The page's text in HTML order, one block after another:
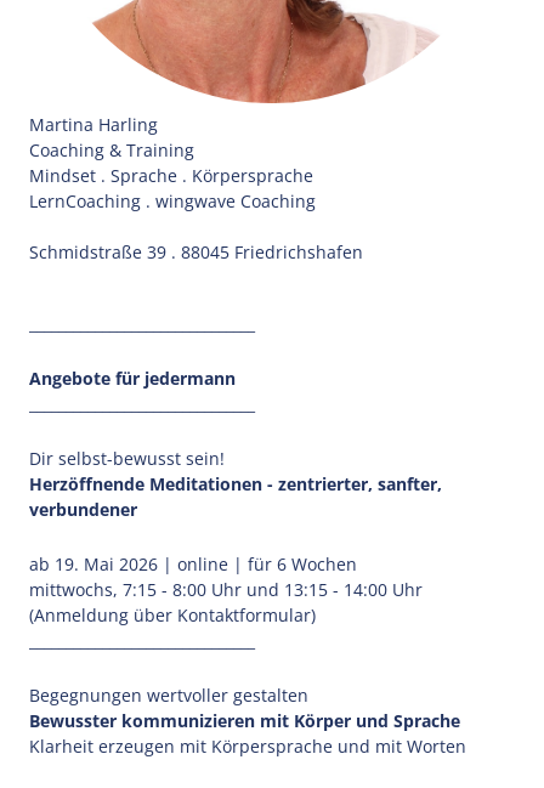
Martina Harling
Coaching & Training
Mindset . Sprache . Körpersprache
LernCoaching . wingwave Coaching
Schmidstraße 39 . 88045 Friedrichshafen
Angebote für jedermann
Dir selbst-bewusst sein!
Herzöffnende Meditationen - zentrierter, sanfter,
verbundener
ab 19. Mai 2026 | online | für 6 Wochen
mittwochs, 7:15 - 8:00 Uhr und 13:15 - 14:00 Uhr
(Anmeldung über Kontaktformular)
Begegnungen wertvoller gestalten
Bewusster kommunizieren mit Körper und Sprache
Klarheit erzeugen mit Körpersprache und mit Worten